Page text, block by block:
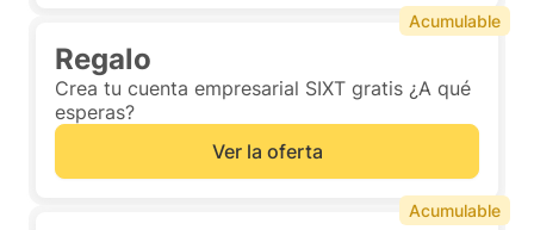
Regalo
Crea tu cuenta empresarial SIXT gratis ¿A qué
esperas?
Ver la oferta
Acumulable
Acumulable